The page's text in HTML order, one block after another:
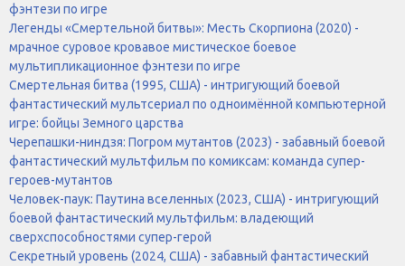
фэнтези по игре
Легенды «Смертельной битвы»: Месть Скорпиона (2020) -
мрачное суровое кровавое мистическое боевое
мультипликационное фэнтези по игре
Смертельная битва (1995, США) - интригующий боевой
фантастический мультсериал по одноимённой компьютерной
игре: бойцы Земного царства
Черепашки-ниндзя: Погром мутантов (2023) - забавный боевой
фантастический мультфильм по комиксам: команда супер-
героев-мутантов
Человек-паук: Паутина вселенных (2023, США) - интригующий
боевой фантастический мультфильм: владеющий
сверхспособностями супер-герой
Секретный уровень (2024, США) - забавный фантастический